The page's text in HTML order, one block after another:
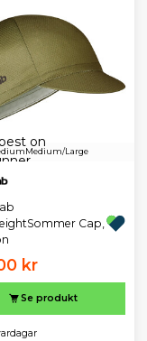
Medium/Large
Cap,
kr
Se produkt